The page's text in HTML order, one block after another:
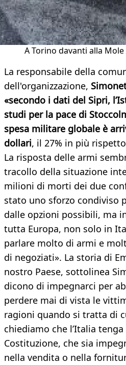
A Torino davanti alla
La responsabile della
dell'organizzazione,
«secondo i dati del Sipri,
studi per la pace di
spesa militare globale è
dollari, il 27% in più
La risposta delle armi
tracollo della situazione
milioni di morti dei due
stato uno sforzo condiviso
dalle opzioni possibili, ma
tutta Europa, non solo in
parlare molto di armi e
di negoziati». La storia di
nostro Paese, sottolinea
dicono di impegnarci per
perdere mai di vista le
ragioni quando si tratta di
chiediamo che l’Italia
Costituzione, che sia
nella vendita o nella